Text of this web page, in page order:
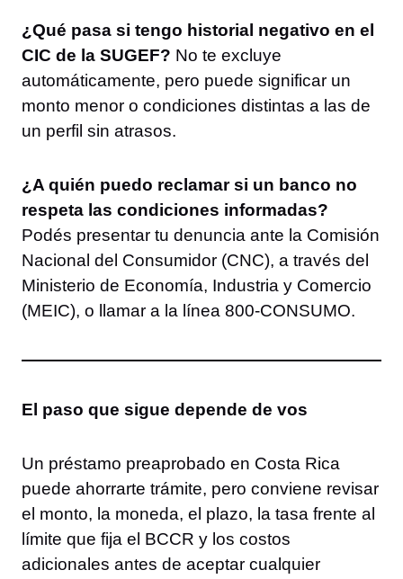
¿Qué pasa si tengo historial negativo en el
CIC de la SUGEF? No te excluye
automáticamente, pero puede significar un
monto menor o condiciones distintas a las de
un perfil sin atrasos.
¿A quién puedo reclamar si un banco no
respeta las condiciones informadas?
Podés presentar tu denuncia ante la Comisión
Nacional del Consumidor (CNC), a través del
Ministerio de Economía, Industria y Comercio
(MEIC), o llamar a la línea 800-CONSUMO.
El paso que sigue depende de vos
Un préstamo preaprobado en Costa Rica
puede ahorrarte trámite, pero conviene revisar
el monto, la moneda, el plazo, la tasa frente al
límite que fija el BCCR y los costos
adicionales antes de aceptar cualquier